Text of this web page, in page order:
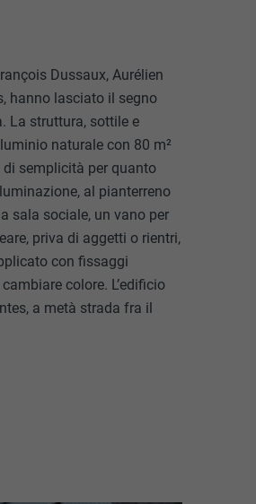
Dussaux, Aurélien
hanno lasciato il segno
La struttura, sottile e
naturale con 80 m²
di semplicità per quanto
al pianterreno
sala sociale, un vano per
priva di aggetti o rientri,
con fissaggi
colore. L’edificio
a metà strada fra il